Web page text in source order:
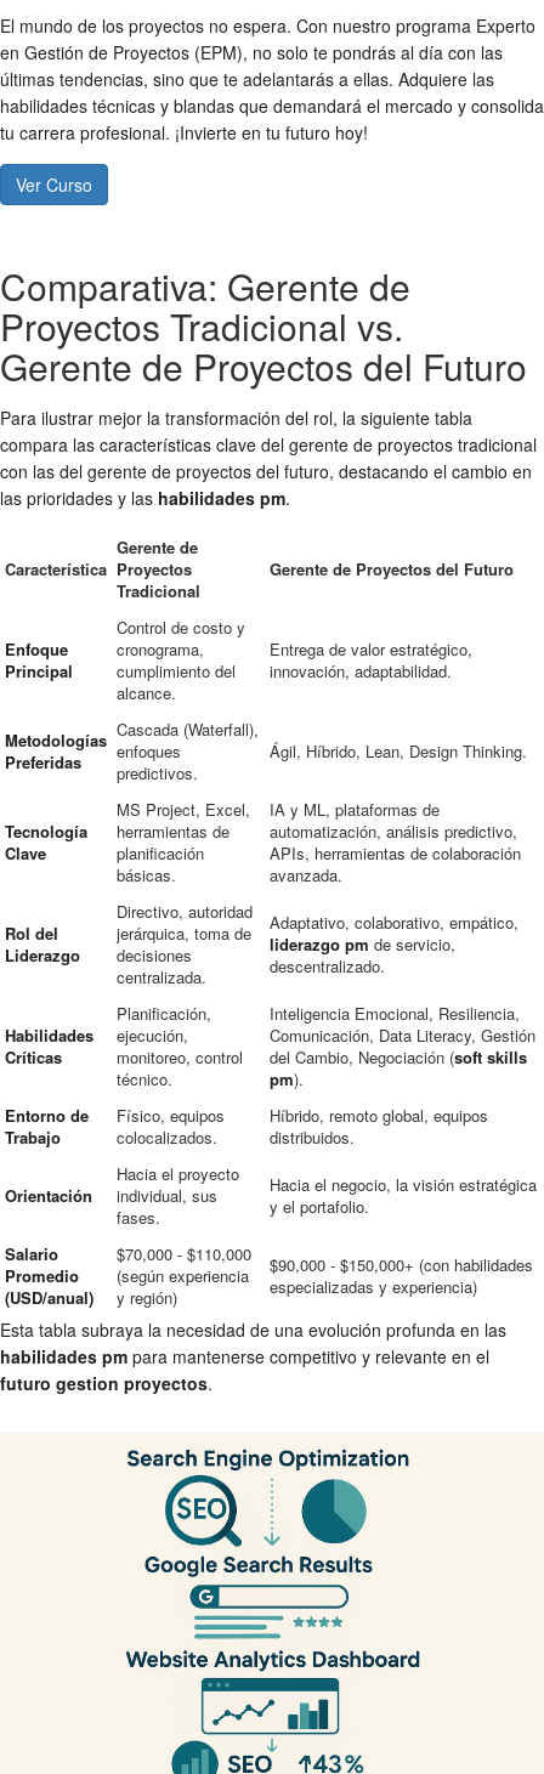
El mundo de los proyectos no espera. Con nuestro programa Experto
en Gestión de Proyectos (EPM), no solo te pondrás al día con las
últimas tendencias, sino que te adelantarás a ellas. Adquiere las
habilidades técnicas y blandas que demandará el mercado y consolida
tu carrera profesional. ¡Invierte en tu futuro hoy!
Ver Curso
Comparativa: Gerente de
Proyectos Tradicional vs.
Gerente de Proyectos del Futuro
Para ilustrar mejor la transformación del rol, la siguiente tabla
compara las características clave del gerente de proyectos tradicional
con las del gerente de proyectos del futuro, destacando el cambio en
las prioridades y las habilidades pm.
Característica
Gerente de
Proyectos
Tradicional
Gerente de Proyectos del Futuro
Enfoque
Principal
Control de costo y
cronograma,
cumplimiento del
alcance.
Entrega de valor estratégico,
innovación, adaptabilidad.
Metodologías
Preferidas
Cascada (Waterfall),
enfoques
predictivos.
Ágil, Híbrido, Lean, Design Thinking.
Tecnología
Clave
MS Project, Excel,
herramientas de
planificación
básicas.
IA y ML, plataformas de
automatización, análisis predictivo,
APIs, herramientas de colaboración
avanzada.
Rol del
Liderazgo
Directivo, autoridad
jerárquica, toma de
decisiones
centralizada.
Adaptativo, colaborativo, empático,
liderazgo pm de servicio,
descentralizado.
Habilidades
Críticas
Planificación,
ejecución,
monitoreo, control
técnico.
Inteligencia Emocional, Resiliencia,
Comunicación, Data Literacy, Gestión
del Cambio, Negociación (soft skills
pm).
Entorno de
Trabajo
Físico, equipos
colocalizados.
Híbrido, remoto global, equipos
distribuidos.
Orientación
Hacia el proyecto
individual, sus
fases.
Hacia el negocio, la visión estratégica
y el portafolio.
Salario
Promedio
(USD/anual)
$70,000 - $110,000
(según experiencia
y región)
$90,000 - $150,000+ (con habilidades
especializadas y experiencia)
Esta tabla subraya la necesidad de una evolución profunda en las
habilidades pm para mantenerse competitivo y relevante en el
futuro gestion proyectos.